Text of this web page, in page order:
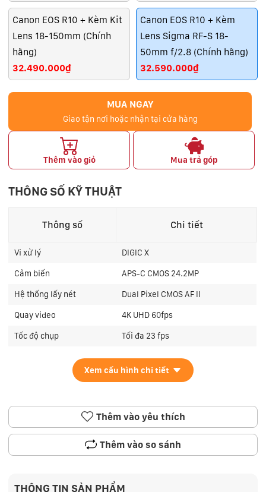
Canon EOS R10 + Kèm Kit
Lens 18-150mm (Chính
hãng)
32.490.000₫
Canon EOS R10 + Kèm
Lens Sigma RF-S 18-
50mm f/2.8 (Chính hãng)
32.590.000₫
MUA NGAY
Giao tận nơi hoặc nhận tại cửa hàng
Thêm vào giỏ Mua trả góp
THÔNG SỐ KỸ THUẬT
Thông số Chi tiết
Vi xử lý DIGIC X
Cảm biến APS-C CMOS 24.2MP
Hệ thống lấy nét Dual Pixel CMOS AF II
Quay video 4K UHD 60fps
Tốc độ chụp Tối đa 23 fps
Xem cấu hình chi tiết
Thêm vào yêu thích
Thêm vào so sánh
THÔNG TIN SẢN PHẨM